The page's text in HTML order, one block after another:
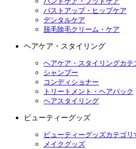
バストアップ・ヒップケア
デンタルケア
脱毛除毛クリーム・ケア
ヘアケア・スタイリング
ヘアケア・スタイリングカテ
シャンプー
コンディショナー
トリートメント・ヘアパック
ヘアスタイリング
ビューティーグッズ
ビューティーグッズカテゴリ
メイクグッズ